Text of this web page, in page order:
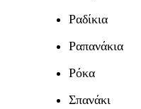
Ραδίκια
Ραπανάκια
Ρόκα
Σπανάκι